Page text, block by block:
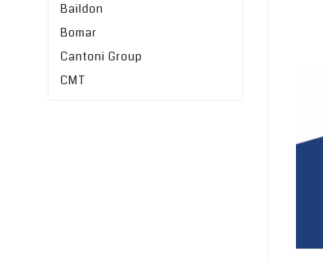
Baildon
Bomar
Cantoni Group
CMT